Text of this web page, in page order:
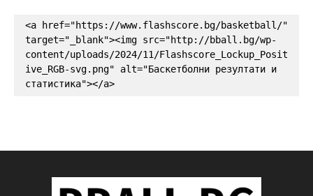
<a href="https://www.flashscore.bg/basketball/"
target="_blank"><img src="http://bball.bg/wp-
content/uploads/2024/11/Flashscore_Lockup_Posit
ive_RGB-svg.png" alt="Баскетболни резултати и
статистика"></a>